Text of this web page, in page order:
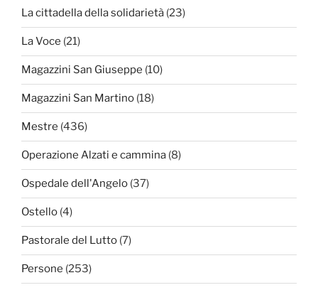
La cittadella della solidarietà (23)
La Voce (21)
Magazzini San Giuseppe (10)
Magazzini San Martino (18)
Mestre (436)
Operazione Alzati e cammina (8)
Ospedale dell'Angelo (37)
Ostello (4)
Pastorale del Lutto (7)
Persone (253)